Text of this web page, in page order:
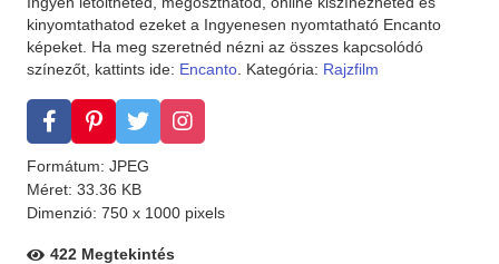
kinyomtathatod ezeket a Ingyenesen nyomtatható Encanto
képeket. Ha meg szeretnéd nézni az összes kapcsolódó
színezőt, kattints ide: Encanto. Kategória: Rajzfilm
Formátum: JPEG
Méret: 33.36 KB
Dimenzió: 750 x 1000 pixels
422 Megtekintés